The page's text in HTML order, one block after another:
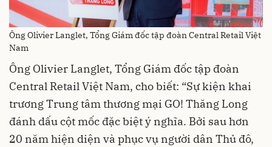
Ông Olivier Langlet, Tổng Giám đốc tập đoàn Central Retail Việt
Nam
Ông Olivier Langlet, Tổng Giám đốc tập đoàn
Central Retail Việt Nam, cho biết: “Sự kiện khai
trương Trung tâm thương mại GO! Thăng Long
đánh dấu cột mốc đặc biệt ý nghĩa. Bởi sau hơn
20 năm hiện diện và phục vụ người dân Thủ đô,